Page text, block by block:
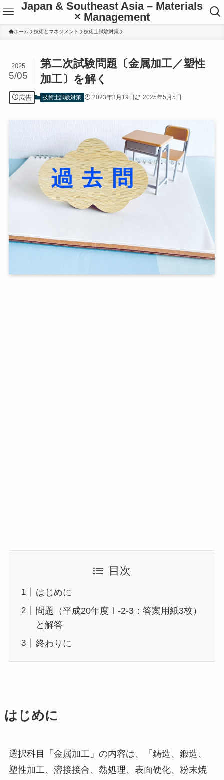
Japan & Southeast Asia – Materials
× Management
ホーム 技術とマネジメント 技術士試験対策
第二次試験問題〔金属加工／塑性
加工〕を解く
2025
5/05
広告 技術士試験対策 2023年3月19日 2025年5月5日
目次
はじめに
問題（平成20年度Ⅰ-2-3：答案用紙3枚）
と解答
終わりに
はじめに
選択科目「金属加工」の内容は、「鋳造、鍛造、
塑性加工、溶接接合、熱処理、表面硬化、粉末焼